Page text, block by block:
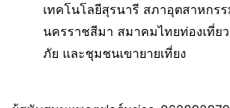
เทคโนโลยีสุรนารี สภาอุตสาหกร
นครราชสีมา สมาคมไทยท่องเที่ย
ภัย และชุมชนเขายายเที่ยง